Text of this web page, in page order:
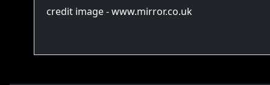
credit image - www.mirror.co.uk